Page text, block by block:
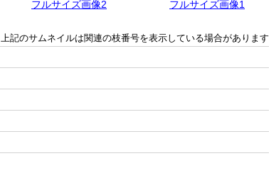
フルサイズ画像2 フルサイズ画像1
上記のサムネイルは関連の枝番号を表示している場合があります